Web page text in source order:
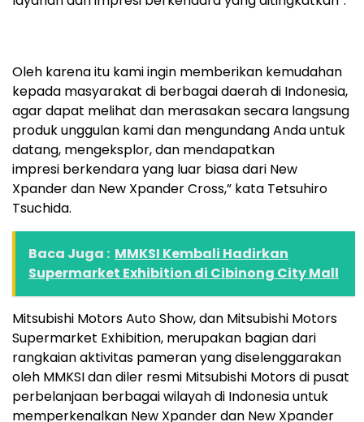
Oleh karena itu kami ingin memberikan kemudahan
kepada masyarakat di berbagai daerah di Indonesia,
agar dapat melihat dan merasakan secara langsung
produk unggulan kami dan mengundang Anda untuk
datang, mengeksplor, dan mendapatkan
impresi berkendara yang luar biasa dari New
Xpander dan New Xpander Cross,” kata Tetsuhiro
Tsuchida.
Baca Juga : MMKSI Kembali Hadirkan
Supermarket Exhibition di Cibinong City Mall
Mitsubishi Motors Auto Show, dan Mitsubishi Motors
Supermarket Exhibition, merupakan bagian dari
rangkaian aktivitas pameran yang diselenggarakan
oleh MMKSI dan diler resmi Mitsubishi Motors di pusat
perbelanjaan berbagai wilayah di Indonesia untuk
memperkenalkan New Xpander dan New Xpander